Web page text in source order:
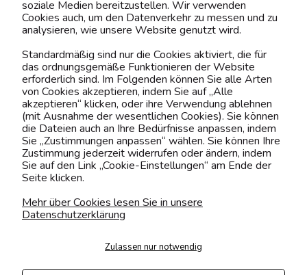
Kontaktiere uns!
0151 12200811
shop@yourhouse24.eu
Mo. - Fr. 07:00-15:00
Transportarten
soziale Medien bereitzustellen. Wir verwenden
Cookies auch, um den Datenverkehr zu messen und zu
analysieren, wie unsere Website genutzt wird.
Standardmäßig sind nur die Cookies aktiviert, die für
das ordnungsgemäße Funktionieren der Website
erforderlich sind. Im Folgenden können Sie alle Arten
von Cookies akzeptieren, indem Sie auf „Alle
akzeptieren“ klicken, oder ihre Verwendung ablehnen
(mit Ausnahme der wesentlichen Cookies). Sie können
die Dateien auch an Ihre Bedürfnisse anpassen, indem
Sie „Zustimmungen anpassen“ wählen. Sie können Ihre
Zustimmung jederzeit widerrufen oder ändern, indem
Sie auf den Link „Cookie-Einstellungen“ am Ende der
Seite klicken.
Mehr über Cookies lesen Sie in unsere
Datenschutzerklärung
Zulassen nur notwendig